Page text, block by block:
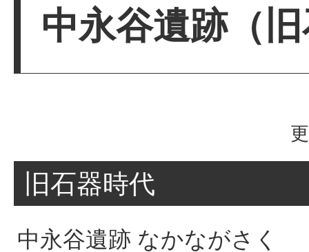
中永谷遺跡（
旧石器時代
中永谷遺跡 なかながさく